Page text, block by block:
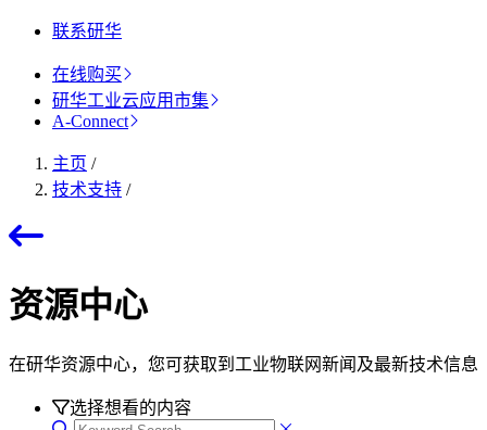
联系研华
在线购买
研华工业云应用市集
A-Connect
主页 /
技术支持 /
资源中心
在研华资源中心，您可获取到工业物联网新闻及最新技术信息
选择想看的内容